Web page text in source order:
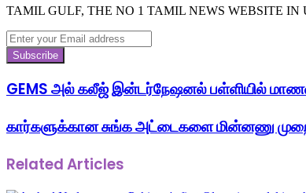
TAMIL GULF, THE NO 1 TAMIL NEWS WEBSITE IN
Enter
your
Email
GEMS அல் கலீஜ் இன்டர்நேஷனல் பள்ளியில்
கார்களுக்கான சுங்க அட்டைகளை மின்னணு
Related Articles